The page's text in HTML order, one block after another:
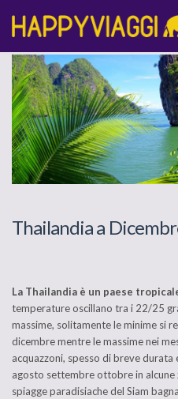
Thailandia a
La Thailandia è un paese
temperature oscillano tra i 22/25
massime, solitamente le minime si
dicembre mentre le massime nei
acquazzoni, spesso di breve
agosto settembre ottobre in alcune
spiagge paradisiache del Siam